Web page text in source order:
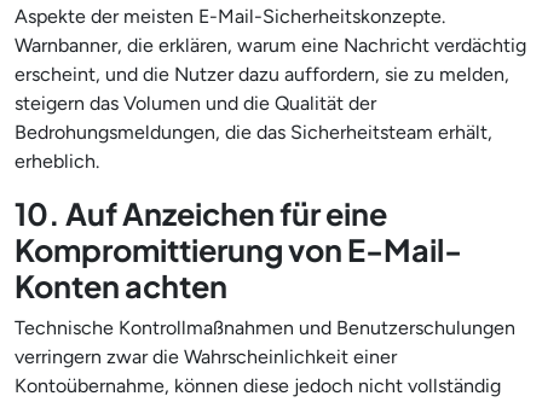
Aspekte der meisten E-Mail-Sicherheitskonzepte.
Warnbanner, die erklären, warum eine Nachricht verdächtig
erscheint, und die Nutzer dazu auffordern, sie zu melden,
steigern das Volumen und die Qualität der
Bedrohungsmeldungen, die das Sicherheitsteam erhält,
erheblich.
10. Auf Anzeichen für eine
Kompromittierung von E-Mail-
Konten achten
Technische Kontrollmaßnahmen und Benutzerschulungen
verringern zwar die Wahrscheinlichkeit einer
Kontoübernahme, können diese jedoch nicht vollständig